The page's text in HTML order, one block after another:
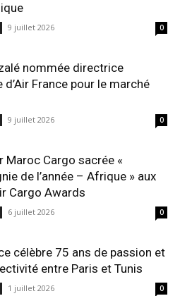
9 juillet 2026 0
nommée directrice
d’Air France pour le marché
9 juillet 2026 0
Maroc Cargo sacrée «
de l’année – Afrique » aux
Cargo Awards
6 juillet 2026 0
célèbre 75 ans de passion et
entre Paris et Tunis
1 juillet 2026 0